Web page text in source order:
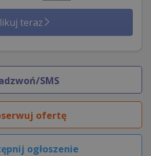
teraz
SMS
ofertę
ogłoszenie